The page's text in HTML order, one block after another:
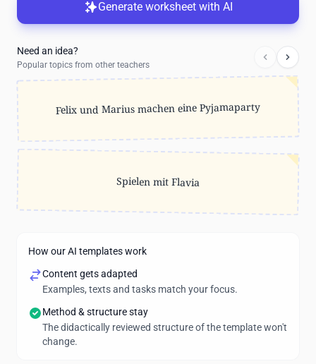
Generate worksheet with AI
Need an idea?
Popular topics from other teachers
Felix und Marius machen eine Pyjamaparty
Spielen mit Flavia
How our AI templates work
Content gets adapted
Examples, texts and tasks match your focus.
Method & structure stay
The didactically reviewed structure of the template won't
change.